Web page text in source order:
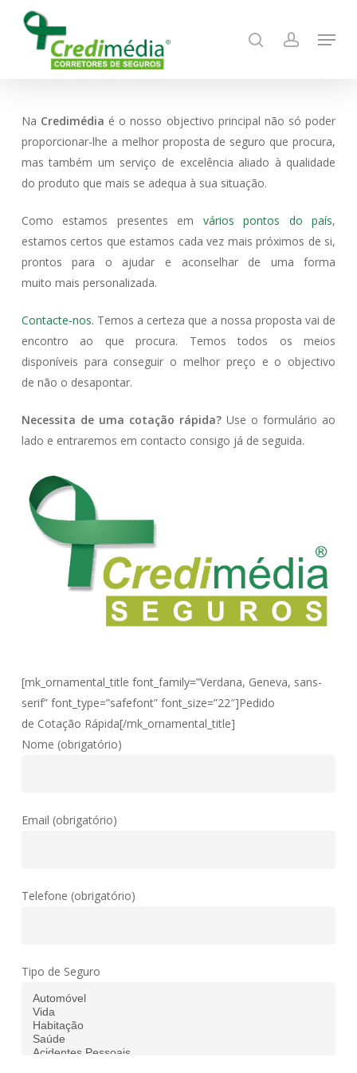
search account
Menu
Na Credimédia é o nosso objectivo principal não só poder
proporcionar-lhe a melhor proposta de seguro que procura,
mas também um serviço de excelência aliado à qualidade
do produto que mais se adequa à sua situação.
Como estamos presentes em vários pontos do país,
estamos certos que estamos cada vez mais próximos de si,
prontos para o ajudar e aconselhar de uma forma
muito mais personalizada.
Contacte-nos. Temos a certeza que a nossa proposta vai de
encontro ao que procura. Temos todos os meios
disponíveis para conseguir o melhor preço e o objectivo
de não o desapontar.
Necessita de uma cotação rápida? Use o formulário ao
lado e entraremos em contacto consigo já de seguida.
[mk_ornamental_title font_family=”Verdana, Geneva, sans-
serif” font_type=”safefont” font_size=”22″]Pedido
de Cotação Rápida[/mk_ornamental_title]
Nome (obrigatório)
Email (obrigatório)
Telefone (obrigatório)
Tipo de Seguro